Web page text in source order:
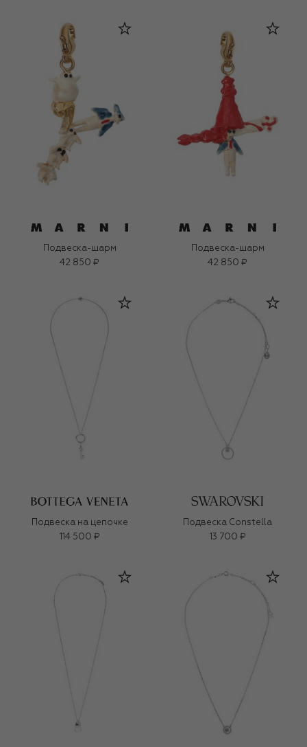
Подвеска-шарм
42 850 ₽
Подвеска-шарм
42 850 ₽
Подвеска на цепочке
114 500 ₽
Подвеска Constella
13 700 ₽